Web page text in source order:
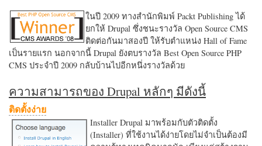
ในปี 2009 ทางสำนักพิมพ์ Packt Publishing ได้
ยกให้ Drupal ซึ่งชนะรางวัล Open Source CMS
ติดต่อกันมาสองปี ให้รับตำแหน่ง Hall of Fame
เป็นรายแรก นอกจากนี้ Drupal ยังตบรางวัล Best Open Source PHP
CMS ประจำปี 2009 กลับบ้านไปอีกหนึ่งรางวัลด้วย
ความสามารถของ Drupal หลักๆ มีดังนี้
ติดตั้งง่าย
Installer Drupal มาพร้อมกับตัวติดตั้ง
(Installer) ที่ใช้งานได้ง่ายโดยไม่จำเป็นต้องมี